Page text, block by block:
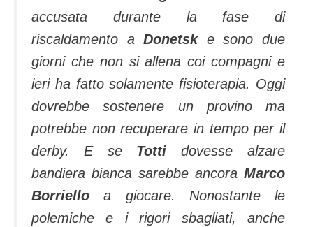
accusata durante la fase di
riscaldamento aDonetsk e sono due
giorni che non si allena coi compagni e
ieri ha fatto solamente fisioterapia. Oggi
dovrebbe sostenere un provino ma
potrebbe non recuperare in tempo per il
derby. E se Tottidovesse alzare
bandiera bianca sarebbe ancora Marco
Borriello a giocare. Nonostante le
polemiche e i rigori sbagliati, anche